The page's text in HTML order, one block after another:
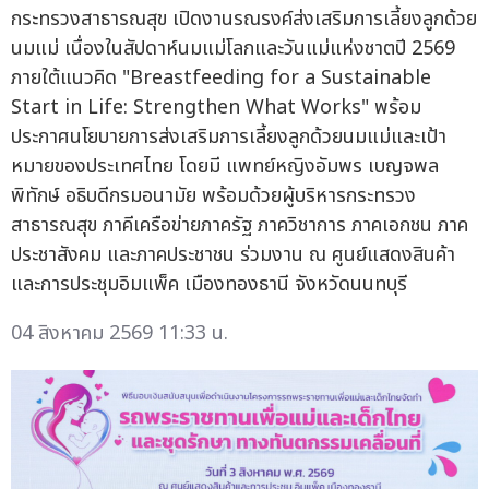
กระทรวงสาธารณสุข เปิดงานรณรงค์ส่งเสริมการเลี้ยงลูกด้วย
นมแม่ เนื่องในสัปดาห์นมแม่โลกและวันแม่แห่งชาตปี 2569
ภายใต้แนวคิด "Breastfeeding for a Sustainable
Start in Life: Strengthen What Works" พร้อม
ประกาศนโยบายการส่งเสริมการเลี้ยงลูกด้วยนมแม่และเป้า
หมายของประเทศไทย โดยมี แพทย์หญิงอัมพร เบญจพล
พิทักษ์ อธิบดีกรมอนามัย พร้อมด้วยผู้บริหารกระทรวง
สาธารณสุข ภาคีเครือข่ายภาครัฐ ภาควิชาการ ภาคเอกชน ภาค
ประชาสังคม และภาคประชาชน ร่วมงาน ณ ศูนย์แสดงสินค้า
และการประชุมอิมแพ็ค เมืองทองธานี จังหวัดนนทบุรี
04 สิงหาคม 2569 11:33 น.